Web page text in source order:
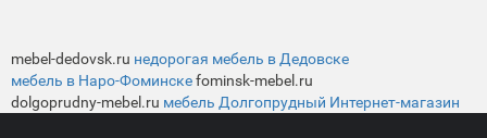
mebel-dedovsk.ru недорогая мебель в Дедовске
мебель в Наро-Фоминскеfominsk-mebel.ru
dolgoprudny-mebel.ru мебель Долгопрудный Интернет-магазин